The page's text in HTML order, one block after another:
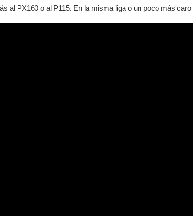
al PX160 o al P115. En la misma liga o un poco más